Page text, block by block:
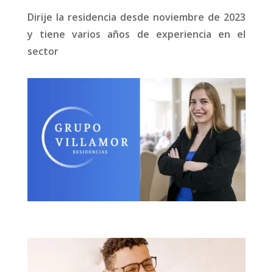
Dirije la residencia desde noviembre de 2023
y tiene varios años de experiencia en el
sector